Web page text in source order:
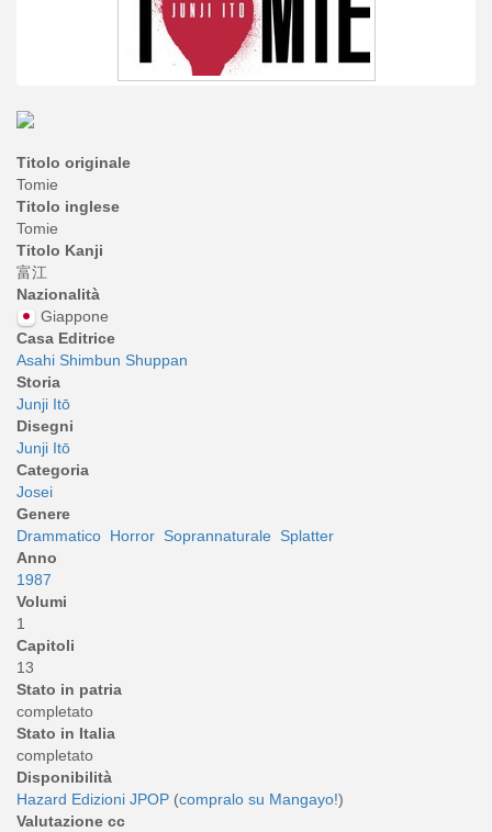
Titolo originale
Tomie
Titolo inglese
Tomie
Titolo Kanji
富江
Nazionalità
Giappone
Casa Editrice
Asahi Shimbun Shuppan
Storia
Junji Itō
Disegni
Junji Itō
Categoria
Josei
Genere
Drammatico Horror Soprannaturale Splatter
Anno
1987
Volumi
1
Capitoli
13
Stato in patria
completato
Stato in Italia
completato
Disponibilità
Hazard Edizioni JPOP (compralo su Mangayo!)
Valutazione cc